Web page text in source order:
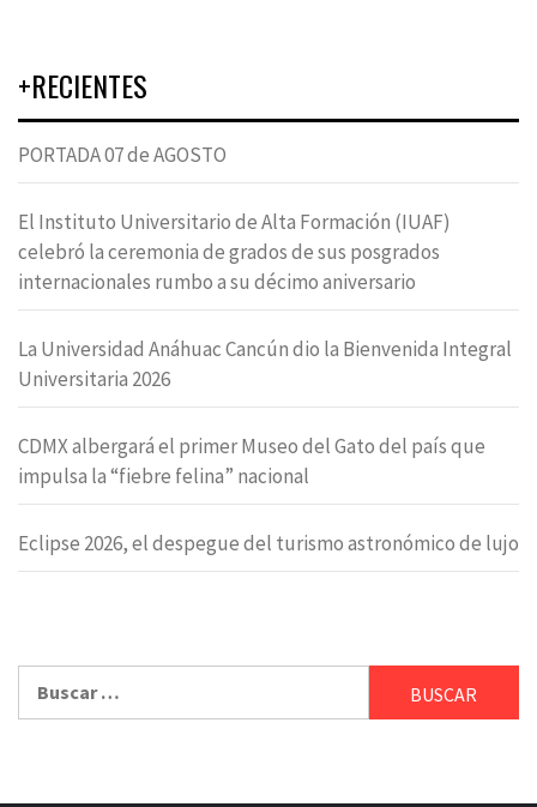
+RECIENTES
PORTADA 07 de AGOSTO
El Instituto Universitario de Alta Formación (IUAF)
celebró la ceremonia de grados de sus posgrados
internacionales rumbo a su décimo aniversario
La Universidad Anáhuac Cancún dio la Bienvenida Integral
Universitaria 2026
CDMX albergará el primer Museo del Gato del país que
impulsa la “fiebre felina” nacional
Eclipse 2026, el despegue del turismo astronómico de lujo